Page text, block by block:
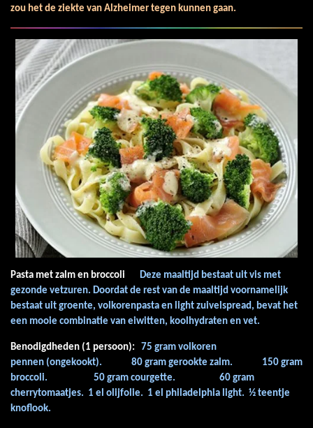
zou het de ziekte van Alzheimer tegen kunnen gaan.
Pasta met zalm en broccoli
Deze maaltijd bestaat uit vis met
gezonde vetzuren. Doordat de rest van de maaltijd voornamelijk
bestaat uit groente, volkorenpasta en light zuivelspread, bevat het
een mooie combinatie van eiwitten, koolhydraten en vet.
Benodigdheden (1 persoon): 75 gram volkoren
pennen (ongekookt). 80 gram gerookte zalm. 150 gram
broccoli. 50 gram courgette. 60 gram
cherrytomaatjes. 1 el olijfolie. 1 el philadelphia light. ½ teentje
knoflook.